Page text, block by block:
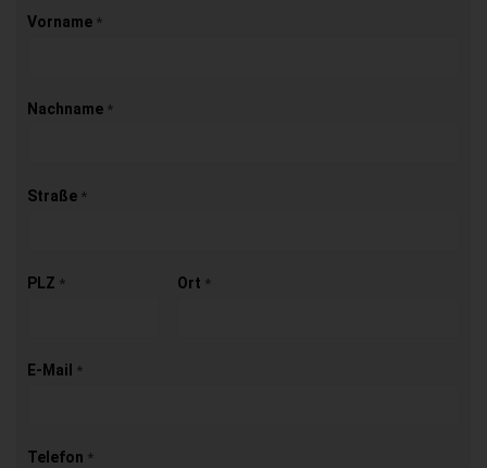
Vorname *
Nachname *
Straße *
PLZ * Ort *
E-Mail *
Telefon *